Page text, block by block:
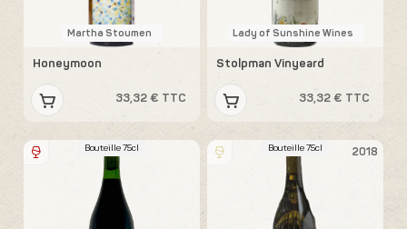
Martha Stoumen
Honeymoon
33,32 € TTC
Lady of Sunshine Wines
Stolpman Vinyeard
33,32 € TTC
Bouteille 75cl 2018
Bouteille 75cl